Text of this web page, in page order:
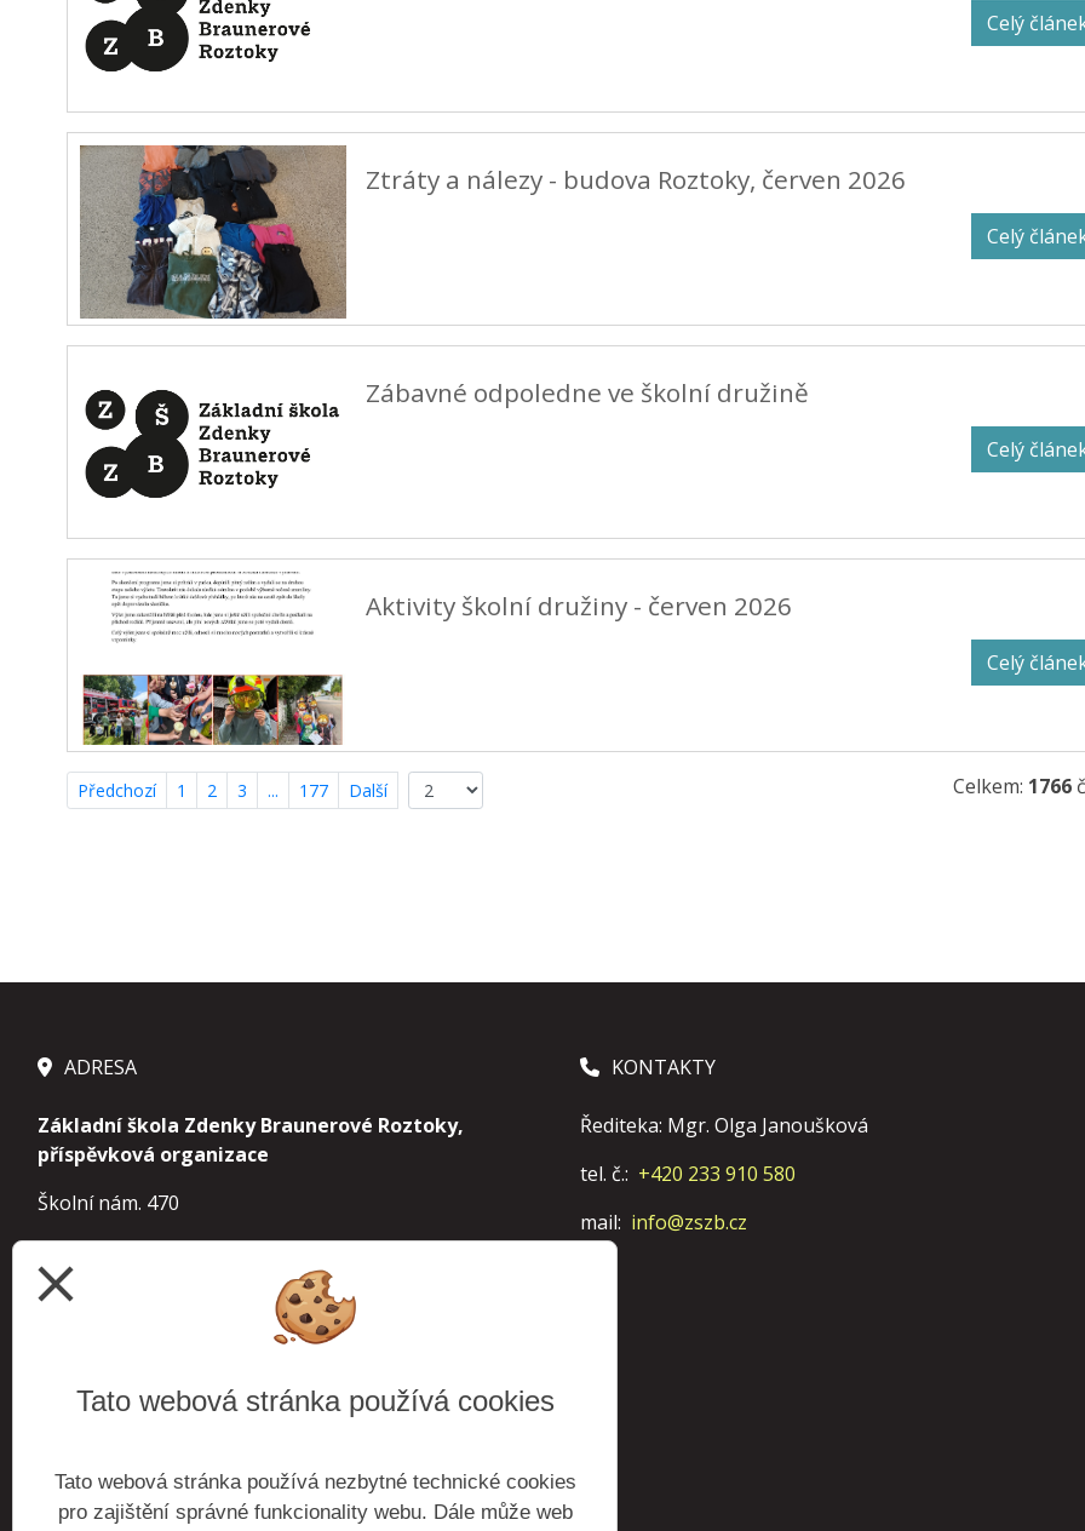
Celý
Ztráty a nálezy - budova Roztoky, červen 2026
Celý
Zábavné odpoledne ve školní družině
Celý
Aktivity školní družiny - červen 2026
Celý
Předchozí 1 2 3 ... 177 Další Celkem: 1766
ADRESA
Základní škola Zdenky Braunerové Roztoky,
příspěvková organizace
Školní nám. 470
IČ 70854963
IZO 000 241 610 základní škola
113 900 155školní družina
budova Roztoky Školní nám. 470, 252 63 Roztoky
budova Žalov
Zaorálkova 1300, 252 63 Roztoky
KONTAKTY
Řediteka: Mgr. Olga Janoušková
tel. č.: +420 233 910 580
mail: info@zszb.cz
close
Tato webová stránka používá cookies
Tato webová stránka používá nezbytné technické cookies
pro zajištění správné funkcionality webu. Dále může web